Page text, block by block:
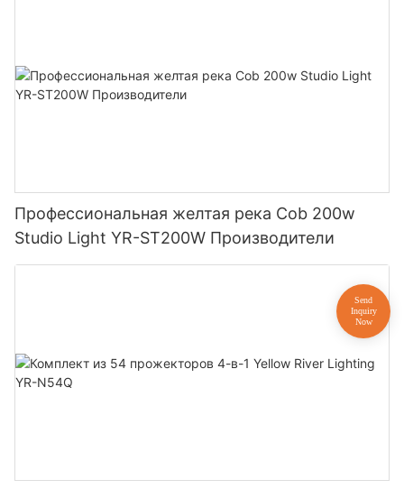
Профессиональная желтая река Cob 200w
Studio Light YR-ST200W Производители